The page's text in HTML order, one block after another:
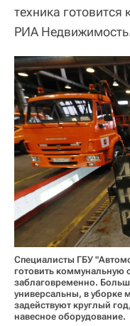
техника готовится
РИА
Специалисты ГБУ
готовить коммунальную
заблаговременно.
универсальны, в уборке
задействуют круглый
навесное оборудование.